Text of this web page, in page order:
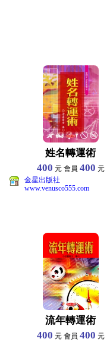
姓名轉運術
400 元 會員 400 元
金星出版社
www.venusco555.com
流年轉運術
400 元 會員 400 元